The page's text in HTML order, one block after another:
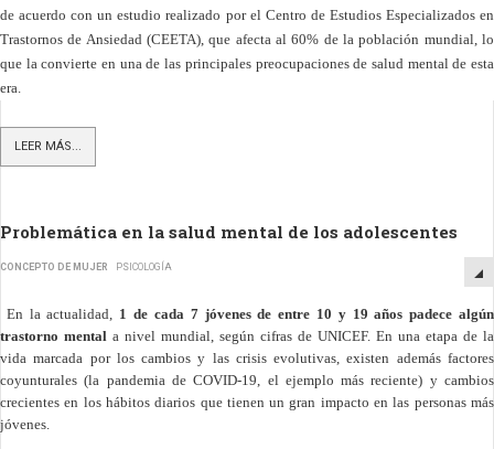
de acuerdo con un estudio realizado por el Centro de Estudios Especializados en
Trastornos de Ansiedad (CEETA), que afecta al 60% de la población mundial, lo
que la convierte en una de las principales preocupaciones de salud mental de esta
era.
LEER MÁS...
Problemática en la salud mental de los adolescentes
CONCEPTO DE MUJER PSICOLOGÍA
En la actualidad, 1 de cada 7 jóvenes de entre 10 y 19 años padece algún
trastorno mental a nivel mundial, según cifras de UNICEF. En una etapa de la
vida marcada por los cambios y las crisis evolutivas, existen además factores
coyunturales (la pandemia de COVID-19, el ejemplo más reciente) y cambios
crecientes en los hábitos diarios que tienen un gran impacto en las personas más
jóvenes.